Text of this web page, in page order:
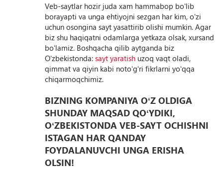
Veb-saytlar hozir juda xam hammabop boʻlib
borayapti va unga ehtiyojni sezgan har kim, oʻzi
uchun osongina sayt yasattirib olishi mumkin. Agar
biz shu haqiqatni odamlarga yetkaza olsak, xursand
boʻlamiz. Boshqacha qilib aytganda biz
Oʻzbekistonda: sayt yaratish uzoq vaqt oladi,
qimmat va qiyin kabi notoʻgʻri fikrlarni yoʻqqa
chiqarmoqchimiz.
BIZNING KOMPANIYA OʻZ OLDIGA
SHUNDAY MAQSAD QOʻYDIKI,
OʻZBЕKISTONDA VЕB-SAYT OCHISHNI
ISTAGAN HAR QANDAY
FOYDALANUVCHI UNGA ERISHA
OLSIN!